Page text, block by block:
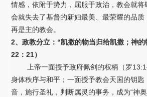
情感，依附于势力，屈服于政治，教会就将
会就失去了基督的新妇最美、最荣耀的品质
再是主的教会。
2、政教分立：“凯撒的物当归给凯撒；神
22：21）
上帝一面授予政府佩剑的权柄（罗
身体秩序与和平；一面授予教会天国的钥
音，施行圣礼，判断属灵的事务，成为“神